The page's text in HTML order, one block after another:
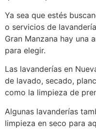
Ya sea que estés
o servicios de
Gran Manzana hay una
para elegir.
Las lavanderías en
de lavado, secado,
como la limpieza de
Algunas lavanderías
limpieza en seco para